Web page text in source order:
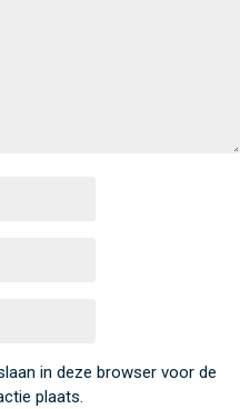
in deze browser voor de
plaats.